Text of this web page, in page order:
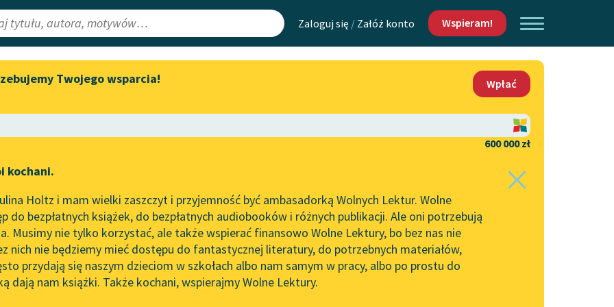
Zaloguj się / Załóż konto Wspieram!
Lektury
redakcyjne
Aktualności
„Prokurator Alicja Horn” do
literatury skandynawskiej
Spotkanie z Katarzyną Tunkiel
w Oslo
102. lata temu zmarł Joseph
Conrad
Mapa Wolnych Lektur
Leśmianator
API
OAI-PMH
Widget Wolnych Lektur
Kontakt
O projekcie
Zasady wykorzystania
Wolnych Lektur
Logotypy
Materiały promocyjne
Twojego wsparcia!
Wpłać
600 000 zł
kochani.
Holtz i mam wielki zaszczyt i przyjemność być ambasadorką Wolnych Lektur. Wolne
do bezpłatnych książek, do bezpłatnych audiobooków i różnych publikacji. Ale oni potrzebują
Musimy nie tylko korzystać, ale także wspierać finansowo Wolne Lektury, bo bez nas nie
nich nie będziemy mieć dostępu do fantastycznej literatury, do potrzebnych materiałów,
przydają się naszym dzieciom w szkołach albo nam samym w pracy, albo po prostu do
dają nam książki. Także kochani, wspierajmy Wolne Lektury.
Starożytność✖